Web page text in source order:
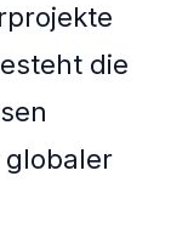
die